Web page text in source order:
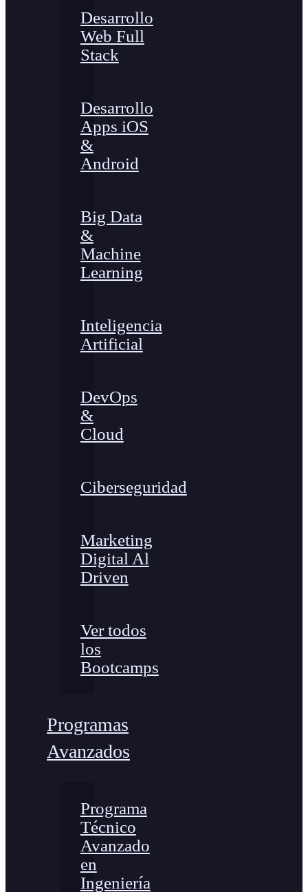
Desarrollo
Web Full
Stack
Desarrollo
Apps iOS
&
Android
Big Data
&
Machine
Learning
Inteligencia
Artificial
DevOps
&
Cloud
Ciberseguridad
Marketing
Digital Al
Driven
Ver todos
los
Bootcamps
Programas
Avanzados
Programa
Técnico
Avanzado
en
Ingeniería